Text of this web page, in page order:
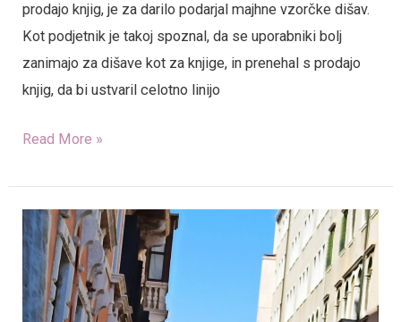
prodajo knjig, je za darilo podarjal majhne vzorčke dišav.
Kot podjetnik je takoj spoznal, da se uporabniki bolj
zanimajo za dišave kot za knjige, in prenehal s prodajo
knjig, da bi ustvaril celotno linijo
Read More »
Benetke
–
mesto
na